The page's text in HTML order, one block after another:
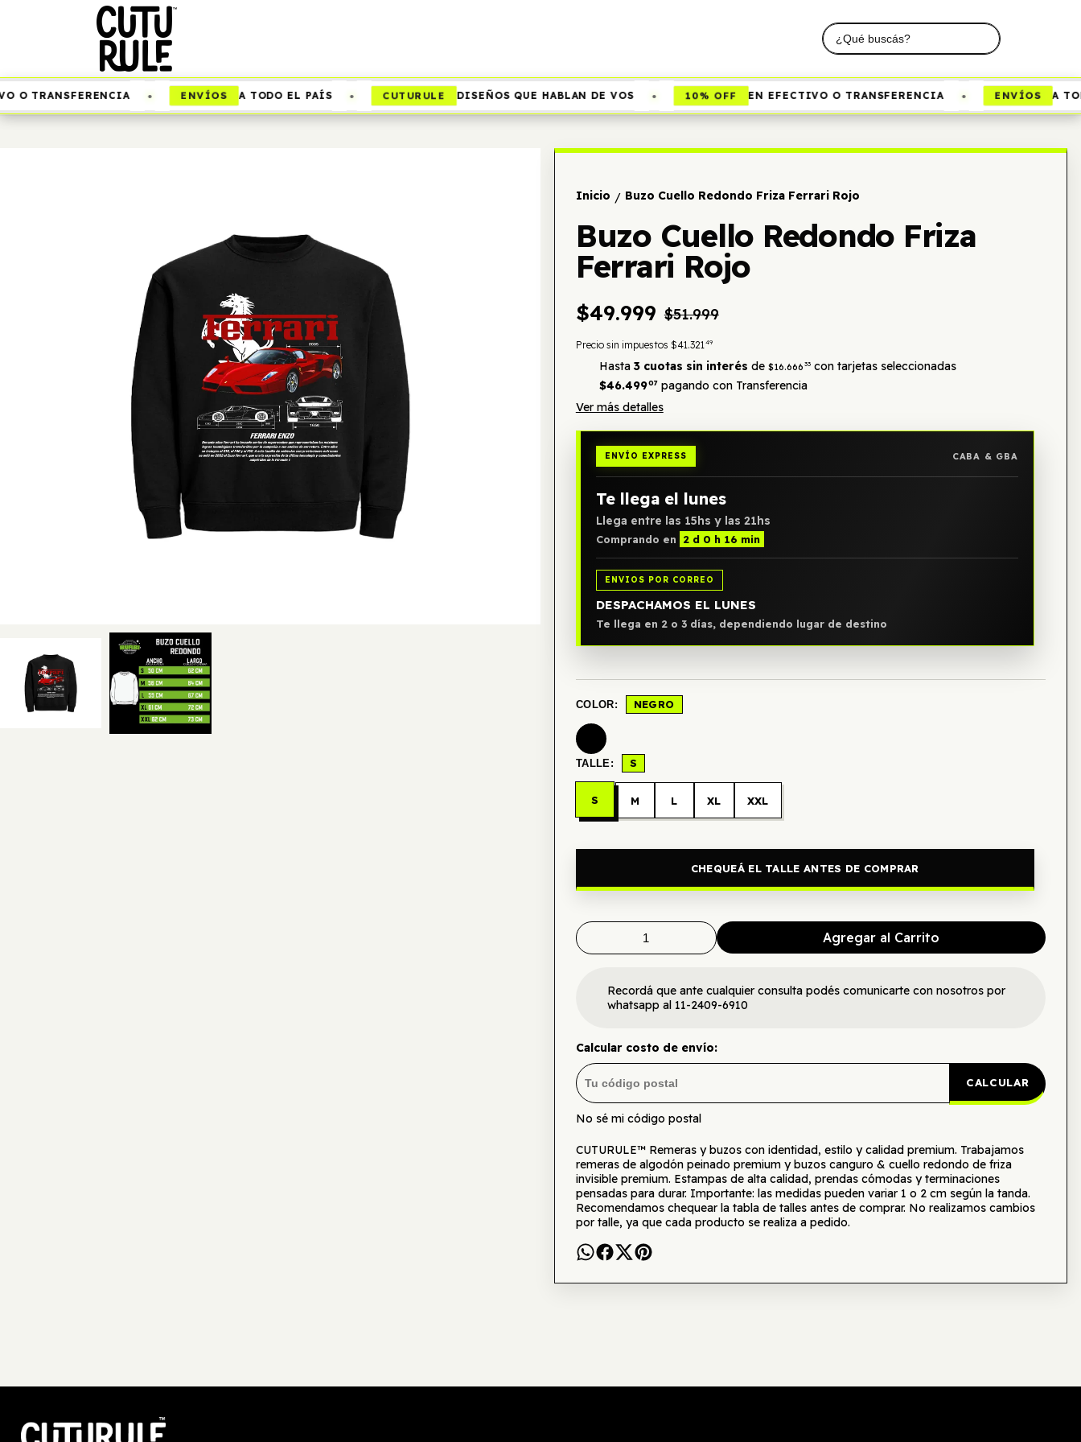
TRANSFERENCIA ENVÍOS A TODO EL PAÍS CUTURULE DISEÑOS QUE HABLAN DE VOS 10% OFF EN EFECTIVO O TRANSFERENCIA ENVÍOS A
Inicio / Buzo Cuello Redondo Friza Ferrari Rojo
Buzo Cuello Redondo Friza
Ferrari Rojo
$49.999 $51.999
Precio sin impuestos $41.32149
Hasta 3 cuotas sin interés de $16.666 33con tarjetas seleccionadas
$46.49907pagando con Transferencia
Ver más detalles
ENVÍO EXPRESS CABA & GBA
Te llega el lunes
Llega entre las 15hs y las 21hs
Comprando en 2 d 0 h 16 min
ENVIOS POR CORREO
DESPACHAMOS EL LUNES
Te llega en 2 o 3 días, dependiendo lugar de destino
COLOR: NEGRO
TALLE: S
S M L XL XXL
CHEQUEÁ EL TALLE ANTES DE COMPRAR
Agregar al Carrito
Recordá que ante cualquier consulta podés comunicarte con nosotros por
whatsapp al 11-2409-6910
Calcular costo de envío:
CALCULAR
No sé mi código postal
CUTURULE™ Remeras y buzos con identidad, estilo y calidad premium. Trabajamos
remeras de algodón peinado premium y buzos canguro & cuello redondo de friza
invisible premium. Estampas de alta calidad, prendas cómodas y terminaciones
pensadas para durar. Importante: las medidas pueden variar 1 o 2 cm según la tanda.
Recomendamos chequear la tabla de talles antes de comprar. No realizamos cambios
por talle, ya que cada producto se realiza a pedido.